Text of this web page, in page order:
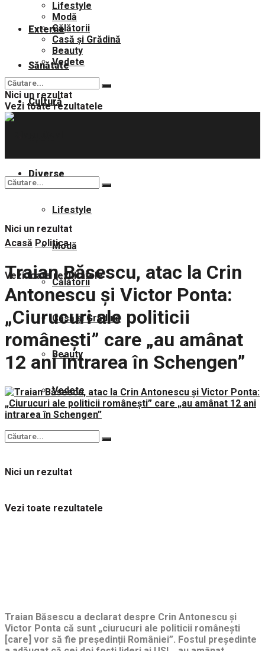
Externe
Sănătate
Cultură
Diverse
Lifestyle
Modă
Călătorii
Casă și Grădină
Beauty
Vedete
Nici un rezultat
Vezi toate rezultatele
Lifestyle
Modă
Călătorii
Casă și Grădină
Beauty
Vedete
Nici un rezultat
Vezi toate rezultatele
Nici un rezultat
Vezi toate rezultatele
Acasă Politica
Traian Băsescu, atac la Crin
Antonescu și Victor Ponta:
„Ciurucuri ale politicii
românești” care „au amânat
12 ani intrarea în Schengen”
Traian Băsescu a declarat despre Crin Antonescu și
Victor Ponta că sunt „ciurucuri ale politicii românești
[care] vor să fie președinții României”. Fostul președinte